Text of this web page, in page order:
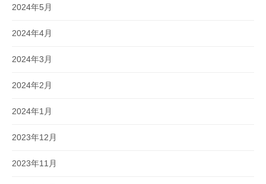
2024年5月
2024年4月
2024年3月
2024年2月
2024年1月
2023年12月
2023年11月